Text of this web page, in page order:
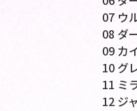
07 ウ
08 ダ
09 カ
10 グ
11 ミ
12 ジ